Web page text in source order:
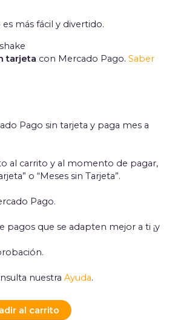
más fácil y divertido.
tarjeta con Mercado Pago. Saber
Pago sin tarjeta y paga mes a
al carrito y al momento de pagar,
o “Meses sin Tarjeta”.
Pago.
pagos que se adapten mejor a ti ¡y
nuestra Ayuda.
al carrito